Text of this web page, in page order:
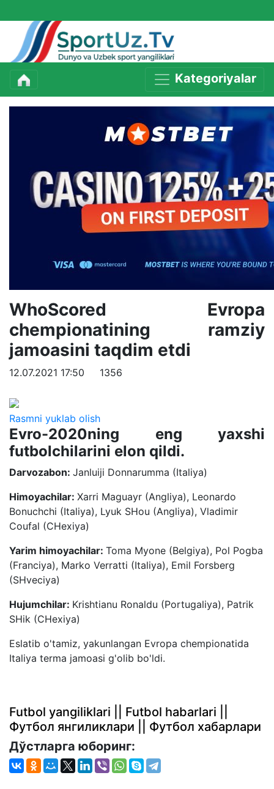
Kategoriyalar
WhoScored Evropa
chempionatining ramziy
jamoasini taqdim etdi
12.07.2021 17:50 1356
Rasmni yuklab olish
Evro-2020ning eng yaxshi
futbolchilarini elon qildi.
Darvozabon: Janluiji Donnarumma (Italiya)
Himoyachilar: Xarri Maguayr (Angliya), Leonardo
Bonuchchi (Italiya), Lyuk SHou (Angliya), Vladimir
Coufal (CHexiya)
Yarim himoyachilar: Toma Myone (Belgiya), Pol Pogba
(Franciya), Marko Verratti (Italiya), Emil Forsberg
(SHveciya)
Hujumchilar: Krishtianu Ronaldu (Portugaliya), Patrik
SHik (CHexiya)
Eslatib o'tamiz, yakunlangan Evropa chempionatida
Italiya terma jamoasi g'olib bo'ldi.
Futbol yangiliklari || Futbol habarlari ||
Футбол янгиликлари || Футбол хабарлари
Дўстларга юборинг: